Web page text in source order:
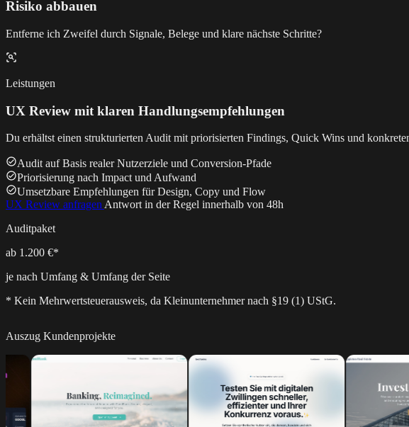
Risiko abbauen
Entferne ich Zweifel durch Signale, Belege und klare nächste Schritte?
Leistungen
UX Review mit klaren Handlungsempfehlungen
Du erhältst einen strukturierten Audit mit priorisierten Findings, Quick Wins und
Audit auf Basis realer Nutzerziele und Conversion-Pfade
Priorisierung nach Impact und Aufwand
Umsetzbare Empfehlungen für Design, Copy und Flow
UX Review anfragenAntwort in der Regel innerhalb von 48h
Auditpaket
ab 1.200 €*
je nach Umfang & Umfang der Seite
* Kein Mehrwertsteuerausweis, da Kleinunternehmer nach §19 (1) UStG.
Auszug Kundenprojekte